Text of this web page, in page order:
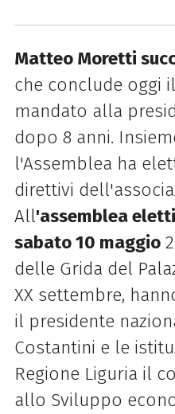
Matteo Moretti
che conclude oggi
mandato alla
dopo 8 anni.
l'Assemblea ha
direttivi
All'assemblea
sabato 10 maggio
delle Grida del
XX settembre,
il presidente
Costantini e le
Regione Liguria il
allo Sviluppo